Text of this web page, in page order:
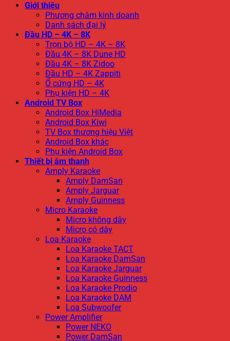
Giới thiệu
Phương châm kinh doanh
Danh sách đại lý
Đầu HD – 4K – 8K
Trọn bộ HD – 4K – 8K
Đầu 4K – 8K Dune HD
Đầu 4K – 8K Zidoo
Đầu HD – 4K Zappiti
Ổ cứng HD – 4K
Phụ kiện HD – 4K
Android TV Box
Android Box HiMedia
Android Box Kiwi
TV Box thương hiệu Việt
Android Box khác
Phụ kiện Android Box
Thiết bị âm thanh
Amply Karaoke
Amply DamSan
Amply Jarguar
Amply Guinness
Micro Karaoke
Micro không dây
Micro có dây
Loa Karaoke
Loa Karaoke TACT
Loa Karaoke DamSan
Loa Karaoke Jarguar
Loa Karaoke Guinness
Loa Karaoke Prodio
Loa Karaoke DAM
Loa Subwoofer
Power Amplifier
Power NEKO
Power DamSan